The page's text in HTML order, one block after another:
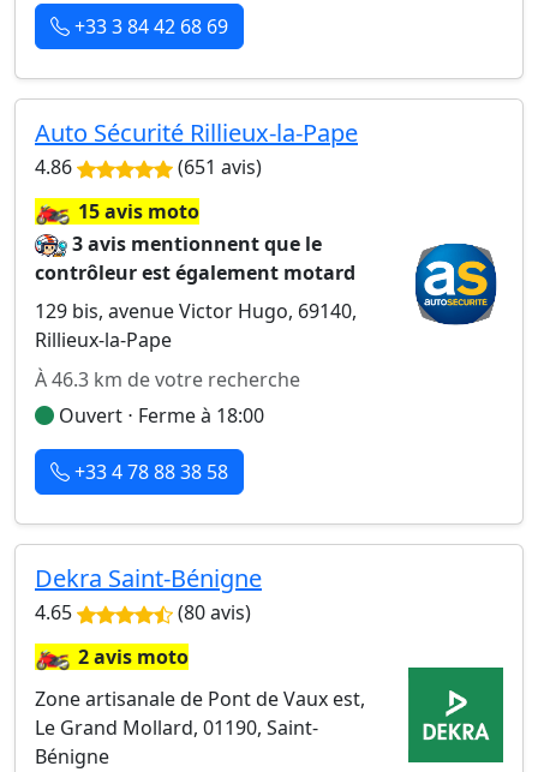
+33 3 84 42 68 69
Auto Sécurité Rillieux-la-Pape
4.86 (651 avis)
🏍️15 avis moto
3 avis mentionnent que le
contrôleur est également motard
129 bis, avenue Victor Hugo, 69140,
Rillieux-la-Pape
À 46.3 km de votre recherche
Ouvert ⋅ Ferme à 18:00
+33 4 78 88 38 58
Dekra Saint-Bénigne
4.65 (80 avis)
🏍️2 avis moto
Zone artisanale de Pont de Vaux est,
Le Grand Mollard, 01190, Saint-
Bénigne